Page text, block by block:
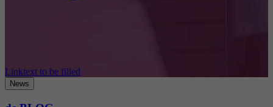
Linktext to be filled
News